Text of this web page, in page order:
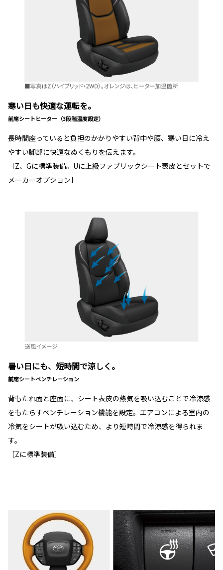
寒い日も快適な運転を。
前席シートヒーター（3段階温度設定）
長時間座っていると負担のかかりやすい背中や腰、寒い日に冷え
やすい脚部に快適なぬくもりを伝えます。
［Z、Gに標準装備。Uに上級ファブリックシート表皮とセットで
メーカーオプション］
暑い日にも、短時間で涼しく。
前席シートベンチレーション
背もたれ面と座面に、シート表皮の熱気を吸い込むことで冷涼感
をもたらすベンチレーション機能を設定。エアコンによる室内の
冷気をシートが吸い込むため、より短時間で冷涼感を得られま
す。
［Zに標準装備］